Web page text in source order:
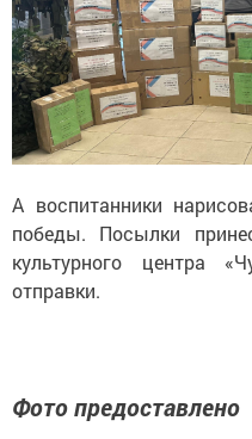
А воспитанники
победы. Посылки
культурного центра
отправки.
Фото предоставлено